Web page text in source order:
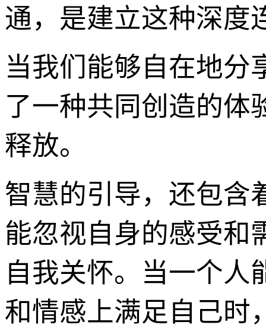
通，是建立这种深度
当我们能够自在地分
了一种共同创造的体
释放。
智慧的引导，还包含
能忽视自身的感受和
自我关怀。当一个人
和情感上满足自己时